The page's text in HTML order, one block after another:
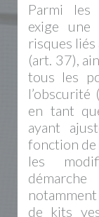
Parmi les
exige
risques liés
(art. 37),
tous les
en tant
ayant
fonction de
les
de kits